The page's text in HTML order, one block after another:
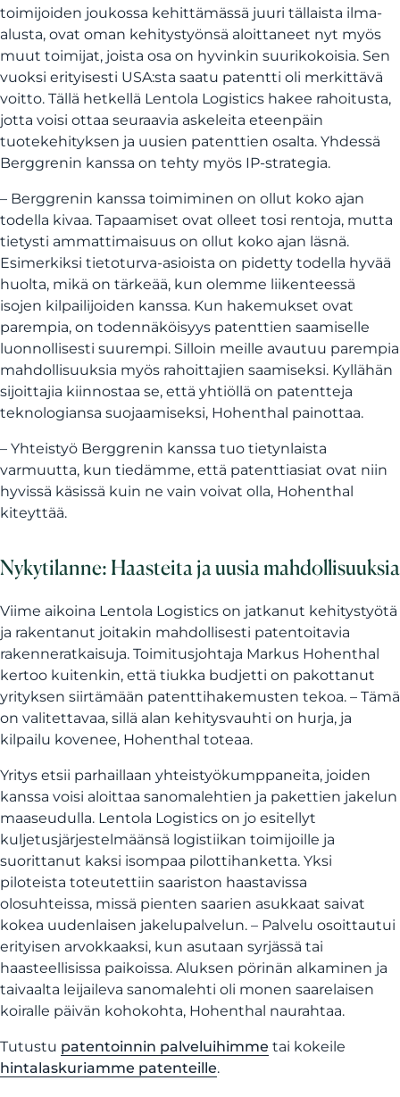
toimijoiden joukossa kehittämässä juuri tällaista ilma-
alusta, ovat oman kehitystyönsä aloittaneet nyt myös
muut toimijat, joista osa on hyvinkin suurikokoisia. Sen
vuoksi erityisesti USA:sta saatu patentti oli merkittävä
voitto. Tällä hetkellä Lentola Logistics hakee rahoitusta,
jotta voisi ottaa seuraavia askeleita eteenpäin
tuotekehityksen ja uusien patenttien osalta. Yhdessä
Berggrenin kanssa on tehty myös IP-strategia.
– Berggrenin kanssa toimiminen on ollut koko ajan
todella kivaa. Tapaamiset ovat olleet tosi rentoja, mutta
tietysti ammattimaisuus on ollut koko ajan läsnä.
Esimerkiksi tietoturva-asioista on pidetty todella hyvää
huolta, mikä on tärkeää, kun olemme liikenteessä
isojen kilpailijoiden kanssa. Kun hakemukset ovat
parempia, on todennäköisyys patenttien saamiselle
luonnollisesti suurempi. Silloin meille avautuu parempia
mahdollisuuksia myös rahoittajien saamiseksi. Kyllähän
sijoittajia kiinnostaa se, että yhtiöllä on patentteja
teknologiansa suojaamiseksi, Hohenthal painottaa.
– Yhteistyö Berggrenin kanssa tuo tietynlaista
varmuutta, kun tiedämme, että patenttiasiat ovat niin
hyvissä käsissä kuin ne vain voivat olla, Hohenthal
kiteyttää.
Nykytilanne: Haasteita ja uusia mahdollisuuksia
Viime aikoina Lentola Logistics on jatkanut kehitystyötä
ja rakentanut joitakin mahdollisesti patentoitavia
rakenneratkaisuja. Toimitusjohtaja Markus Hohenthal
kertoo kuitenkin, että tiukka budjetti on pakottanut
yrityksen siirtämään patenttihakemusten tekoa. – Tämä
on valitettavaa, sillä alan kehitysvauhti on hurja, ja
kilpailu kovenee, Hohenthal toteaa.
Yritys etsii parhaillaan yhteistyökumppaneita, joiden
kanssa voisi aloittaa sanomalehtien ja pakettien jakelun
maaseudulla. Lentola Logistics on jo esitellyt
kuljetusjärjestelmäänsä logistiikan toimijoille ja
suorittanut kaksi isompaa pilottihanketta. Yksi
piloteista toteutettiin saariston haastavissa
olosuhteissa, missä pienten saarien asukkaat saivat
kokea uudenlaisen jakelupalvelun. – Palvelu osoittautui
erityisen arvokkaaksi, kun asutaan syrjässä tai
haasteellisissa paikoissa. Aluksen pörinän alkaminen ja
taivaalta leijaileva sanomalehti oli monen saarelaisen
koiralle päivän kohokohta, Hohenthal naurahtaa.
Tutustu patentoinnin palveluihimme tai kokeile
hintalaskuriamme patenteille.